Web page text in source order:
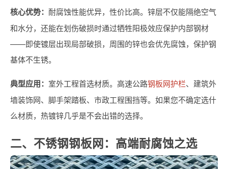
核心优势： 耐腐蚀性能优异，性价比高。锌层不仅能隔绝空气
和水分，还能在划伤破损时通过牺牲阳极效应保护内部钢材
——即使镀层出现局部破损，周围的锌也会优先腐蚀，保护钢
基体不生锈。
典型应用： 室外工程首选材质。高速公路钢板网护栏、建筑外
墙装饰网、脚手架踏板、市政工程围挡等。如果您不确定选什
么材质，热镀锌几乎是不会出错的选择。
二、不锈钢钢板网：高端耐腐蚀之选